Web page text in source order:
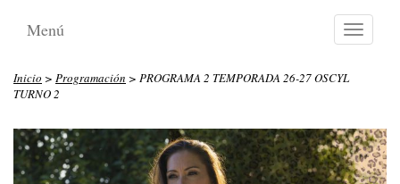
Toggle
Menú
Inicio > Programación > PROGRAMA 2 TEMPORADA 26-27 OSCYL
TURNO 2